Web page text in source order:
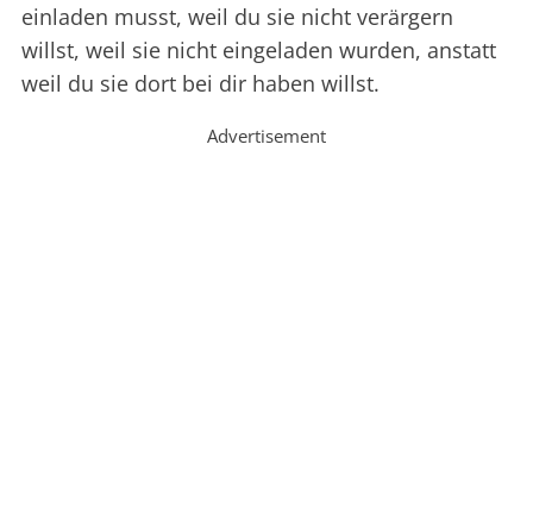
einladen musst, weil du sie nicht verärgern
willst, weil sie nicht eingeladen wurden, anstatt
weil du sie dort bei dir haben willst.
Advertisement